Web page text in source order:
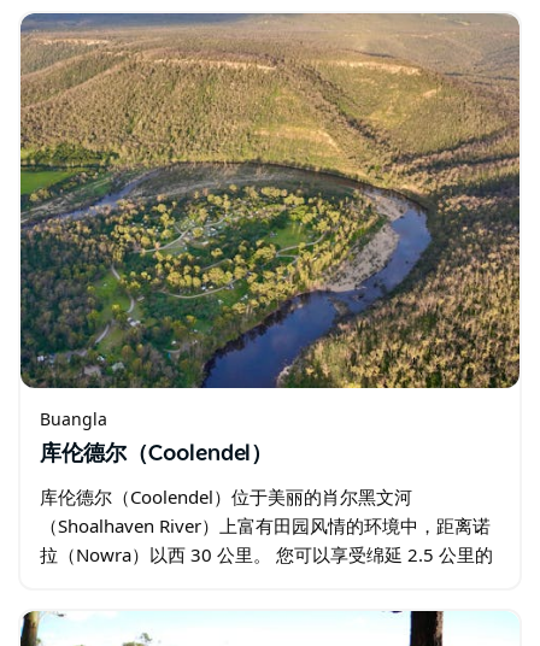
Buangla
库伦德尔（Coolendel）
库伦德尔（Coolendel）位于美丽的肖尔黑文河
（Shoalhaven River）上富有田园风情的环境中，距离诺
拉（Nowra）以西 30 公里。 您可以享受绵延 2.5 公里的